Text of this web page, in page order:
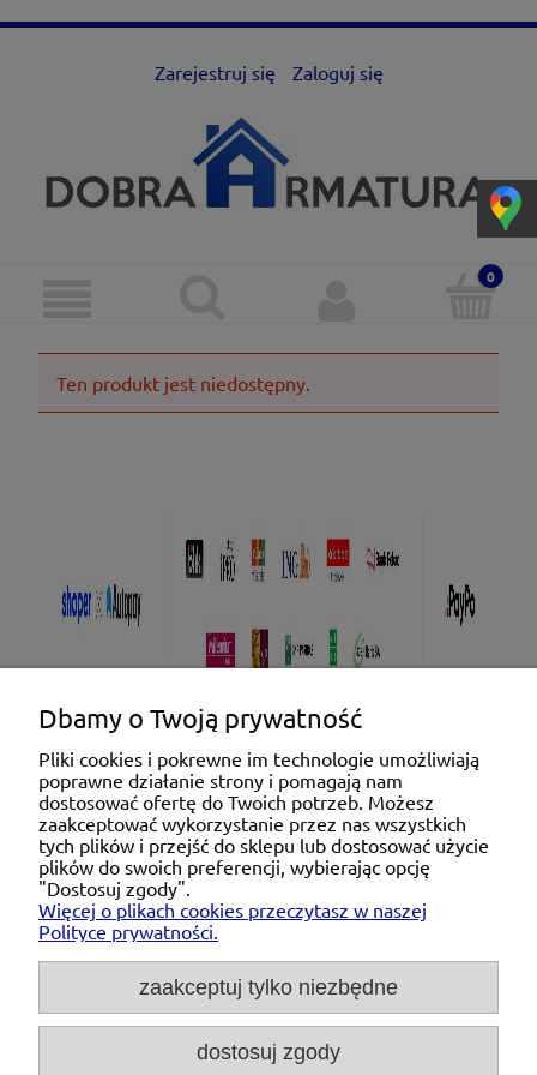
Zarejestruj się Zaloguj się
Ten produkt jest niedostępny.
Pomoc
Moje konto
Płatności i dostawa
O nas
Michał Niedźwiecki Dobra Armatura, ul. Krakowska
Dbamy o Twoją prywatność
Pliki cookies i pokrewne im technologie umożliwiają
poprawne działanie strony i pomagają nam
dostosować ofertę do Twoich potrzeb. Możesz
zaakceptować wykorzystanie przez nas wszystkich
tych plików i przejść do sklepu lub dostosować użycie
plików do swoich preferencji, wybierając opcję
"Dostosuj zgody".
Więcej o plikach cookies przeczytasz w naszej
Polityce prywatności.
zaakceptuj tylko niezbędne
dostosuj zgody